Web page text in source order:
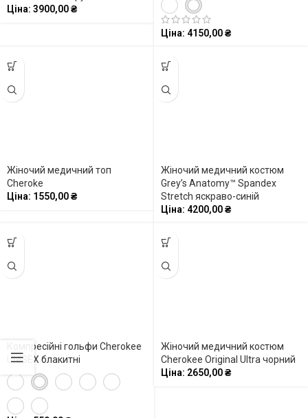
Ціна: 3900,00₴
Ціна: 4150,00₴
Жіночий медичний топ
Cheroke
Ціна: 1550,00₴
Жіночий медичний костюм
Grey’s Anatomy™ Spandex
Stretch яскраво-синій
Ціна: 4200,00₴
Компресійні гольфи Cherokee
UNISEX блакитні
Жіночий медичний костюм
Cherokee Original Ultra чорний
Ціна: 2650,00₴